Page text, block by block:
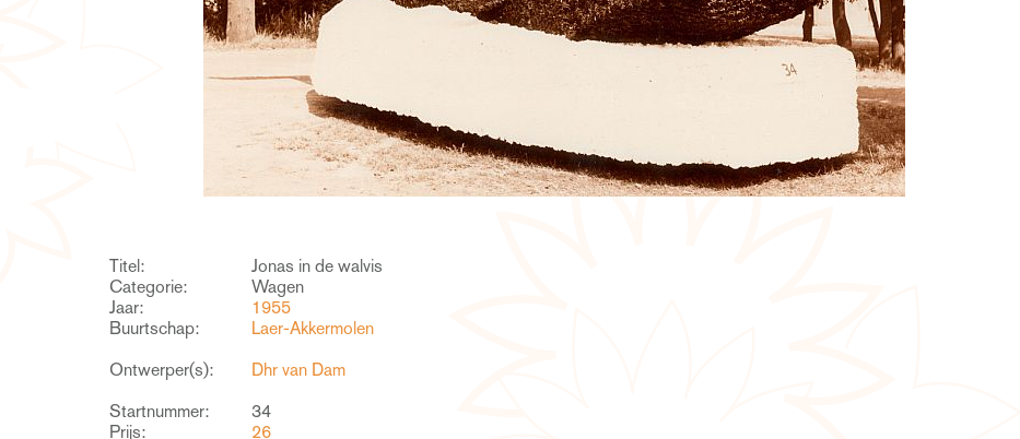
Titel:
Jonas in de walvis
Categorie:
Wagen
Jaar:
1955
Buurtschap:
Laer-Akkermolen
Ontwerper(s):
Dhr van Dam
Startnummer:
34
Prijs:
26